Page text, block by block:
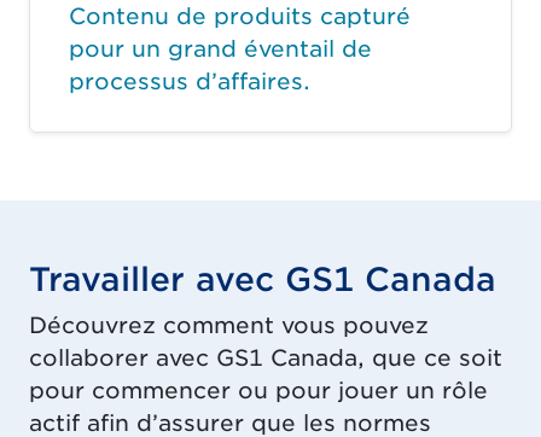
Contenu de produits capturé
pour un grand éventail de
processus d’affaires.
Travailler avec GS1 Canada
Découvrez comment vous pouvez
collaborer avec GS1 Canada, que ce soit
pour commencer ou pour jouer un rôle
actif afin d’assurer que les normes